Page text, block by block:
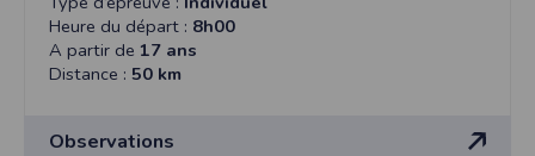
Heure du départ : 8h00
A partir de 17 ans
Distance : 50 km
Observations
des informations à partir des photos que vous partagez.
Cette application ne requiert pas d'informations de vos contacts.
vos cartes de crédit ou de débit ne sera collectée.